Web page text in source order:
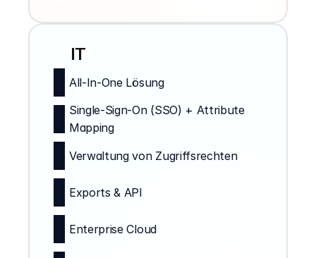
IT
All-In-One Lösung
Single-Sign-On (SSO) + Attribute
Mapping
Verwaltung von Zugriffsrechten
Exports & API
Enterprise Cloud